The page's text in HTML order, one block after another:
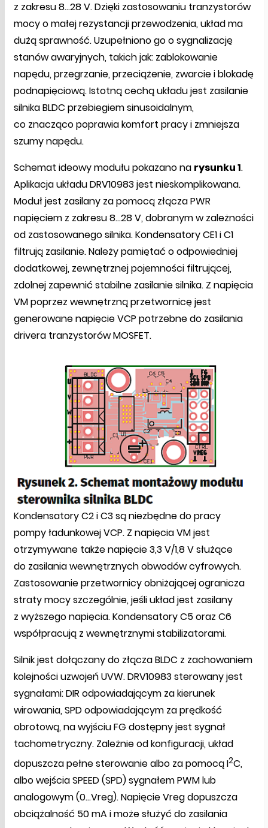
z zakresu 8…28 V. Dzięki zastosowaniu tranzystorów
mocy o małej rezystancji przewodzenia, układ ma
dużą sprawność. Uzupełniono go o sygnalizację
stanów awaryjnych, takich jak: zablokowanie
napędu, przegrzanie, przeciążenie, zwarcie i blokadę
podnapięciową. Istotną cechą układu jest zasilanie
silnika BLDC przebiegiem sinusoidalnym,
co znacząco poprawia komfort pracy i zmniejsza
szumy napędu.
Schemat ideowy modułu pokazano na rysunku 1.
Aplikacja układu DRV10983 jest nieskomplikowana.
Moduł jest zasilany za pomocą złącza PWR
napięciem z zakresu 8…28 V, dobranym w zależności
od zastosowanego silnika. Kondensatory CE1 i C1
filtrują zasilanie. Należy pamiętać o odpowiedniej
dodatkowej, zewnętrznej pojemności filtrującej,
zdolnej zapewnić stabilne zasilanie silnika. Z napięcia
VM poprzez wewnętrzną przetwornicę jest
generowane napięcie VCP potrzebne do zasilania
drivera tranzystorów MOSFET.
Kondensatory C2 i C3 są niezbędne do pracy
pompy ładunkowej VCP. Z napięcia VM jest
otrzymywane także napięcie 3,3 V/1,8 V służące
do zasilania wewnętrznych obwodów cyfrowych.
Zastosowanie przetwornicy obniżającej ogranicza
straty mocy szczególnie, jeśli układ jest zasilany
z wyższego napięcia. Kondensatory C5 oraz C6
współpracują z wewnętrznymi stabilizatorami.
Silnik jest dołączany do złącza BLDC z zachowaniem
kolejności uzwojeń UVW. DRV10983 sterowany jest
sygnałami: DIR odpowiadającym za kierunek
wirowania, SPD odpowiadającym za prędkość
obrotową, na wyjściu FG dostępny jest sygnał
tachometryczny. Zależnie od konfiguracji, układ
dopuszcza pełne sterowanie albo za pomocą I2C,
albo wejścia SPEED (SPD) sygnałem PWM lub
analogowym (0…Vreg). Napięcie Vreg dopuszcza
obciążalność 50 mA i może służyć do zasilania